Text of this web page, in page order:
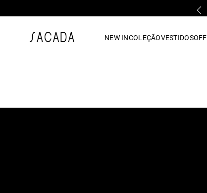
NEW INCOLEÇÃOVESTIDOSOFF
vestido midi
7º macacão